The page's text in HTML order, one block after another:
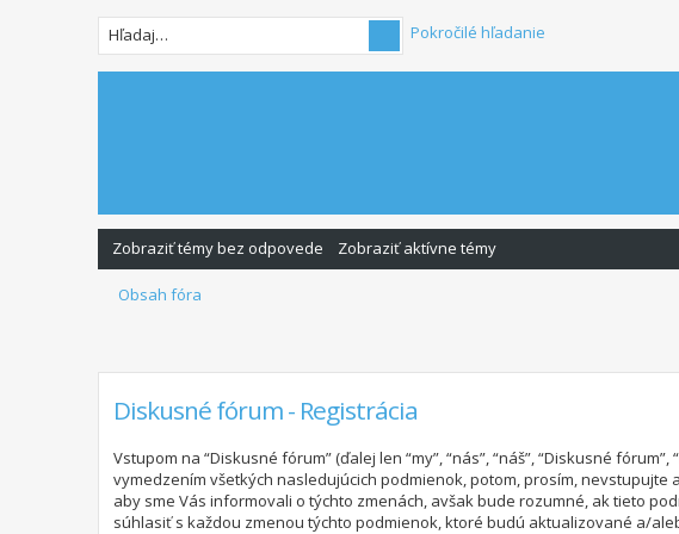
Pokročilé hľadanie
Zobraziť témy bez odpovede Zobraziť aktívne témy
Obsah fóra
Diskusné fórum - Registrácia
Vstupom na “Diskusné fórum” (ďalej len “my”, “nás”, “náš”, “Diskusné
vymedzením všetkých nasledujúcich podmienok, potom, prosím,
aby sme Vás informovali o týchto zmenách, avšak bude rozumné, ak tieto
súhlasiť s každou zmenou týchto podmienok, ktoré budú aktualizované a/